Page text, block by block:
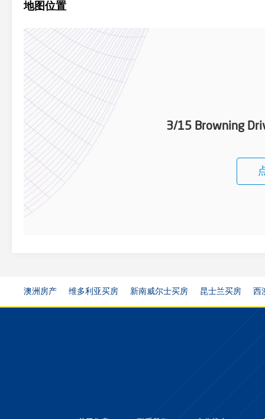
地图位置
3/15 Browning
澳洲房产 维多利亚买房 新南威尔士买房 昆士兰买房 西